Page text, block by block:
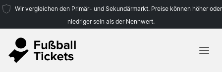
Wir vergleichen den Primär- und Sekundärmarkt. Preise können höher oder
niedriger sein als der Nennwert.